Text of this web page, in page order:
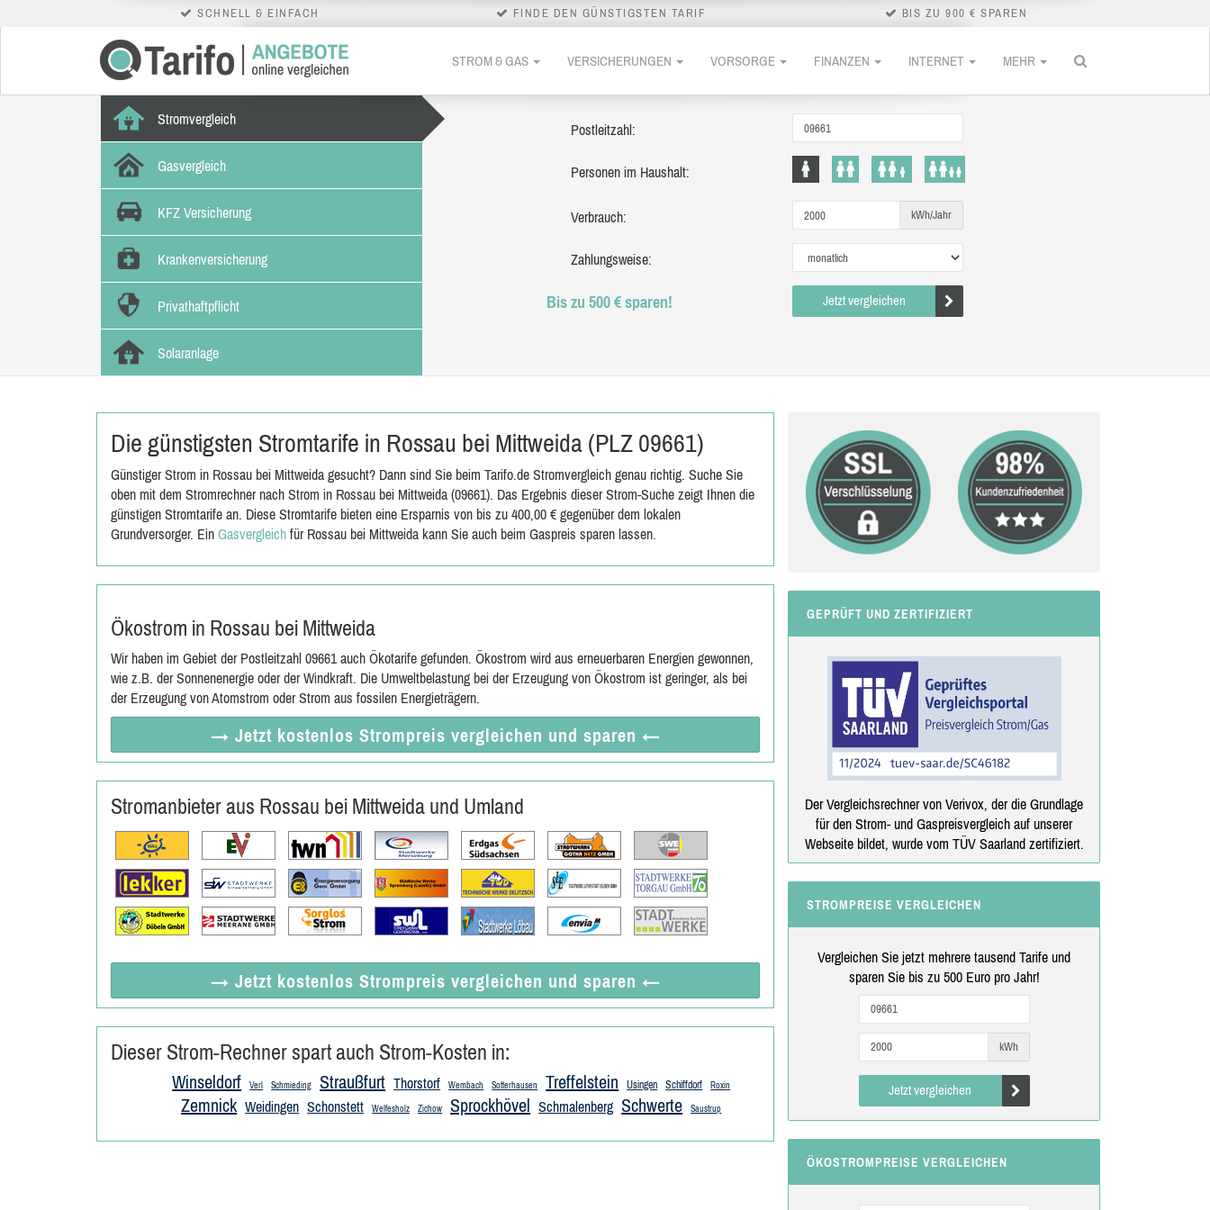
SCHNELL & EINFACH FINDE DEN GÜNSTIGSTEN TARIF BIS ZU 900 € SPAREN
STROM & GAS VERSICHERUNGEN VORSORGE FINANZEN INTERNET MEHR
Stromvergleich
Gasvergleich
KFZ Versicherung
Krankenversicherung
Privathaftpflicht
Solaranlage
Postleitzahl:
Personen im Haushalt:
Verbrauch: kWh/Jahr
Zahlungsweise:
Bis zu 500 € sparen! Jetzt vergleichen
Die günstigsten Stromtarife in Rossau bei Mittweida (PLZ 09661)
Günstiger Strom in Rossau bei Mittweida gesucht? Dann sind Sie beim Tarifo.de Stromvergleich genau richtig. Suche Sie
oben mit dem Stromrechner nach Strom in Rossau bei Mittweida (09661). Das Ergebnis dieser Strom-Suche zeigt Ihnen die
günstigen Stromtarife an. Diese Stromtarife bieten eine Ersparnis von bis zu 400,00 € gegenüber dem lokalen
Grundversorger. Ein Gasvergleich für Rossau bei Mittweida kann Sie auch beim Gaspreis sparen lassen.
Ökostrom in Rossau bei Mittweida
Wir haben im Gebiet der Postleitzahl 09661 auch Ökotarife gefunden. Ökostrom wird aus erneuerbaren Energien gewonnen,
wie z.B. der Sonnenenergie oder der Windkraft. Die Umweltbelastung bei der Erzeugung von Ökostrom ist geringer, als bei
der Erzeugung von Atomstrom oder Strom aus fossilen Energieträgern.
→ Jetzt kostenlos Strompreis vergleichen und sparen ←
Stromanbieter aus Rossau bei Mittweida und Umland
→ Jetzt kostenlos Strompreis vergleichen und sparen ←
Dieser Strom-Rechner spart auch Strom-Kosten in:
Winseldorf Verl Schmieding Straußfurt Thorstorf Wembach Sotterhausen Treffelstein Usingen Schiffdorf Roxin
Zemnick Weidingen Schonstett Welfesholz Zichow Sprockhövel Schmalenberg Schwerte Saustrup
GEPRÜFT UND ZERTIFIZIERT
Der Vergleichsrechner von Verivox, der die Grundlage
für den Strom- und Gaspreisvergleich auf unserer
Webseite bildet, wurde vom TÜV Saarland zertifiziert.
STROMPREISE VERGLEICHEN
Vergleichen Sie jetzt mehrere tausend Tarife und
sparen Sie bis zu 500 Euro pro Jahr!
kWh
Jetzt vergleichen
ÖKOSTROMPREISE VERGLEICHEN